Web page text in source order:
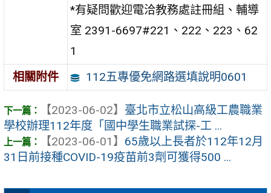
*有疑問歡迎電洽教務處註冊組、輔導
室 2391-6697#221、222、223、62
1
相關附件
112五專優免網路選填說明0601
【2023-06-02】 臺北市立松山高級工農職業
學校辦理112年度「國中學生職業試探-工 ...
【2023-06-01】 65歲以上長者於112年12月
31日前接種COVID-19疫苗前3劑可獲得500 ...